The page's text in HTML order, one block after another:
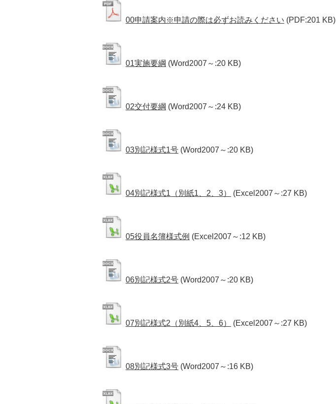
00申請案内※申請の際は必ずお読みください (PDF:201 KB)
01実施要綱 (Word2007～:20 KB)
02交付要綱 (Word2007～:24 KB)
03別記様式1号 (Word2007～:20 KB)
04別記様式1（別紙1、2、3） (Excel2007～:27 KB)
05役員名簿様式例 (Excel2007～:12 KB)
06別記様式2号 (Word2007～:20 KB)
07別記様式2（別紙4、5、6） (Excel2007～:27 KB)
08別記様式3号 (Word2007～:16 KB)